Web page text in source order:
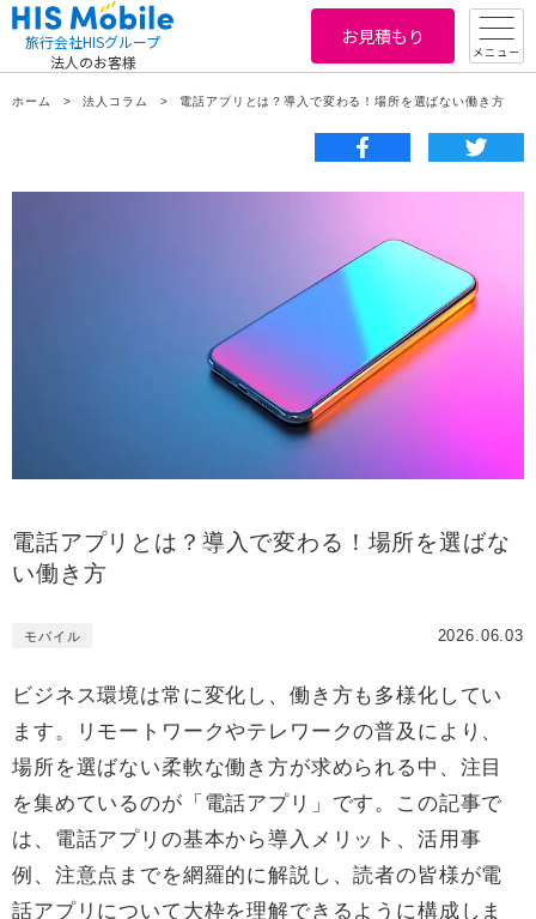
旅行会社HISグループ
法人のお客様
お見積もり
メニュー
ホーム 法人コラム 電話アプリとは？導入で変わる！場所を選ばない働き方
電話アプリとは？導入で変わる！場所を選ばな
い働き方
モバイル 2026.06.03
ビジネス環境は常に変化し、働き方も多様化してい
ます。リモートワークやテレワークの普及により、
場所を選ばない柔軟な働き方が求められる中、注目
を集めているのが「電話アプリ」です。この記事で
は、電話アプリの基本から導入メリット、活用事
例、注意点までを網羅的に解説し、読者の皆様が電
話アプリについて大枠を理解できるように構成しま